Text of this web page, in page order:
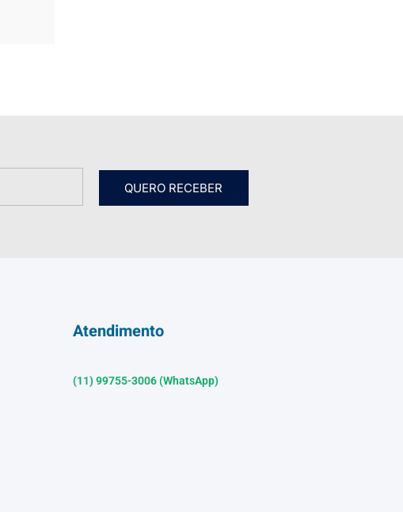
QUERO RECEBER
Atendimento
(11) 99755-3006 (WhatsApp)